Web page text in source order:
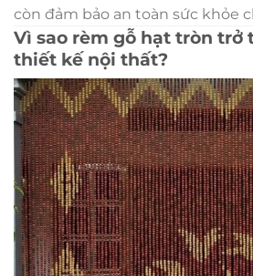
còn đảm bảo an toàn sức khỏe
Vì sao rèm gỗ hạt tròn trở
thiết kế nội thất?